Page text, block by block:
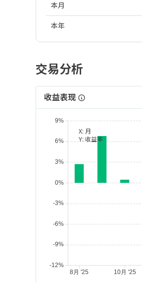
本月
本年
交易分析
收益表现
X: 月
Y: 收益率